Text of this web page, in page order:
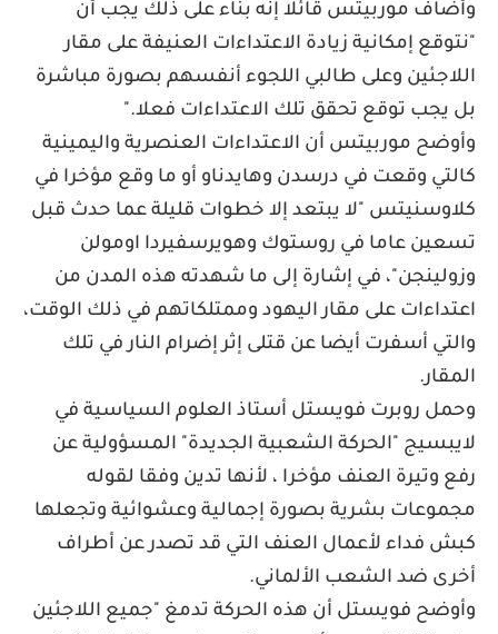
وأضاف موربيتس قائلا إنه بناء على ذلك يجب أن
"نتوقع إمكانية زيادة الاعتداءات العنيفة على مقار
اللاجئين وعلى طالبي اللجوء أنفسهم بصورة مباشرة
بل يجب توقع تحقق تلك الاعتداءات فعلا".
وأوضح موربيتس أن الاعتداءات العنصرية واليمينية
كالتي وقعت في درسدن وهايدناو أو ما وقع مؤخرا في
كلاوسنيتس "لا يبتعد إلا خطوات قليلة عما حدث قبل
تسعين عاما في روستوك وهويرسفيردا اومولن
وزولينجن"، في إشارة إلى ما شهدته هذه المدن من
اعتداءات على مقار اليهود وممتلكاتهم في ذلك الوقت،
والتي أسفرت أيضا عن قتلى إثر إضرام النار في تلك
المقار.
وحمل روبرت فويستل أستاذ العلوم السياسية في
لايبسيج "الحركة الشعبية الجديدة" المسؤولية عن
رفع وتيرة العنف مؤخرا ، لأنها تدين وفقا لقوله
مجموعات بشرية بصورة إجمالية وعشوائية وتجعلها
كبش فداء لأعمال العنف التي قد تصدر عن أطراف
أخرى ضد الشعب الألماني.
وأوضح فويستل أن هذه الحركة تدمغ "جميع اللاجئين